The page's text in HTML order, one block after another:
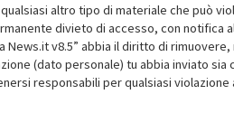
altro tipo di materiale che può
divieto di accesso, con
v8.5” abbia il diritto di
(dato personale) tu abbia inviato sia
responsabili per qualsiasi